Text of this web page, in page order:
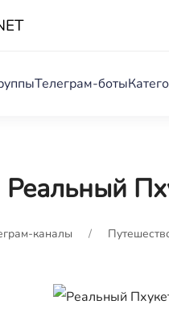
Телеграм-боты
Реальный
каналы